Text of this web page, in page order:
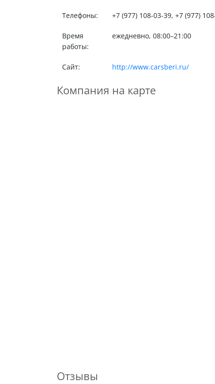
Телефоны: +7 (977) 108-03-39, +7 (977)
Время
работы:
ежедневно, 08:00–21:00
Сайт: http://www.carsberi.ru/
Компания на карте
Отзывы